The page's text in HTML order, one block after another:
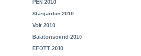
PEN 2010
Stargarden 2010
Volt 2010
Balatonsound 2010
EFOTT 2010